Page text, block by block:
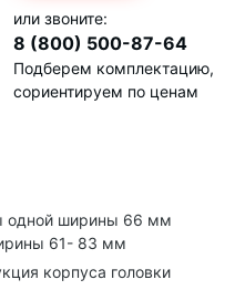
или звоните:
8 (800) 500-87-64
Подберем комплектацию,
сориентируем по ценам
одной ширины 66 мм
61- 83 мм
корпуса головки